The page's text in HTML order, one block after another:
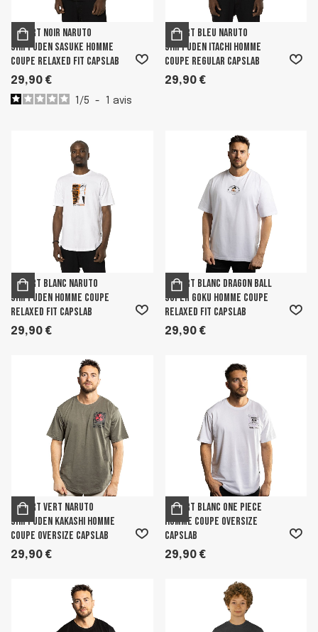
T-shirt Noir Naruto
Shippuden Sasuke Homme
coupe Relaxed fit Capslab
29,90 €
/5 - avis
T-shirt Bleu Naruto
Shippuden Itachi Homme
coupe Regular Capslab
29,90 €
T-shirt Blanc Naruto
Shippuden Homme coupe
Relaxed fit Capslab
29,90 €
T-shirt Blanc Dragon Ball
Super Goku homme coupe
Relaxed fit Capslab
29,90 €
T-shirt Vert Naruto
Shippuden Kakashi homme
coupe Oversize Capslab
29,90 €
T-shirt Blanc One Piece
homme coupe Oversize
Capslab
29,90 €